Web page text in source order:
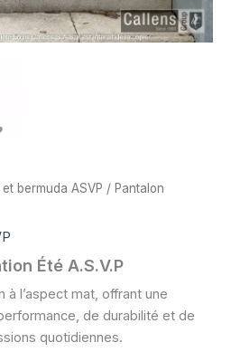
et bermuda ASVP / Pantalon
Été A.S.V.P
à l’aspect mat, offrant une
de durabilité et de
quotidiennes.